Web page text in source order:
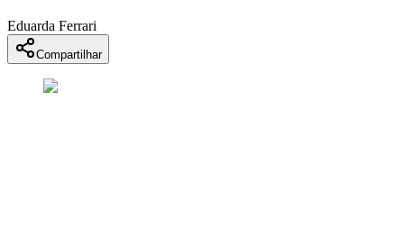
Eduarda Ferrari
Compartilhar